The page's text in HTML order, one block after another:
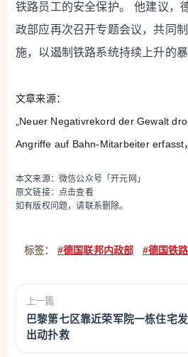
铁路员工的安全保护。
他建议，
政部应再次召开专题会议，共同
施，以遏制铁路系统持续上升的暴
文章来源：
„Neuer Negativrekord der Gewalt
Angriffe auf Bahn-Mitarbeiter erfasst
本文来源：微信公众号「开元网」
原文链接： 点击查看
如有版权问题，请联系删除。
标签： #德国联邦内政部 #德国铁路
上一篇
巴黎第七区靠近荣军院一栋住宅
出动扑救